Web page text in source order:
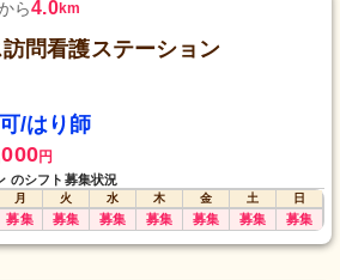
ら4.0km
問看護ステーション
/はり師
円
のシフト募集状況
月 火 水 木 金 土
日
募集 募集 募集 募集 募集 募集 募集